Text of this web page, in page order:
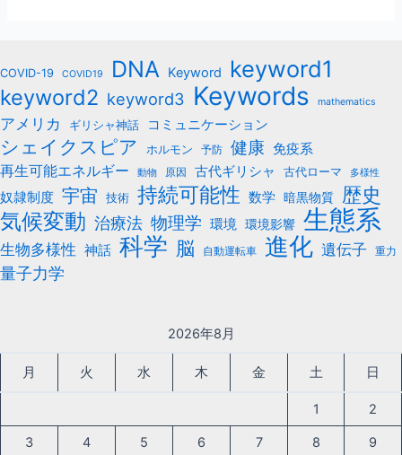
COVID-19 COVID19 DNA Keyword keyword1
keyword2 keyword3 Keywords mathematics
アメリカ ギリシャ神話 コミュニケーション
シェイクスピア ホルモン 予防 健康 免疫系
再生可能エネルギー
動物 原因 古代ギリシャ 古代ローマ 多様性
奴隷制度 宇宙 技術 持続可能性 数学 暗黒物質 歴史
気候変動 治療法 物理学 環境 環境影響 生態系
生物多様性 神話 科学 脳 自動運転車 進化 遺伝子 重力
量子力学
2026年8月
月 火 水 木 金 土 日
1 2
3 4 5 6 7 8 9